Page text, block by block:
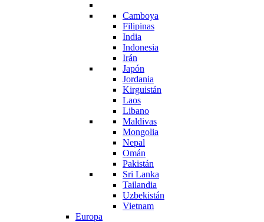
Camboya
Filipinas
India
Indonesia
Irán
Japón
Jordania
Kirguistán
Laos
Libano
Maldivas
Mongolia
Nepal
Omán
Pakistán
Sri Lanka
Tailandia
Uzbekistán
Vietnam
Europa